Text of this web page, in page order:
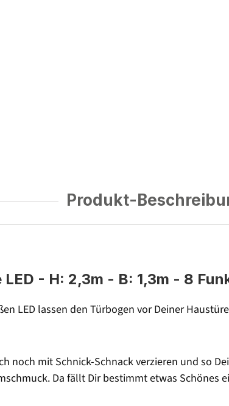
Produkt-
- H: 2,3m - B: 1,3m - 8
LED lassen den Türbogen vor Deiner
noch mit Schnick-Schnack verzieren und so
Da fällt Dir bestimmt etwas Schönes